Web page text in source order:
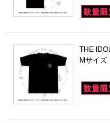
THE
Mサイズ